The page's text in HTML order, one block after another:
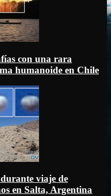
con una rara
humanoide en Chile
viaje de
en Salta, Argentina